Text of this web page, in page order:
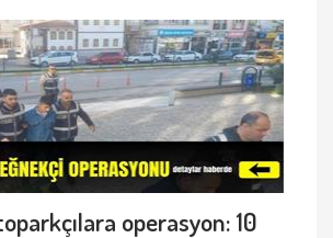
operasyon: 10